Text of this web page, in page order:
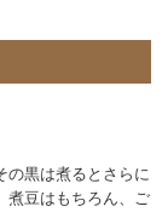
の黒は煮るとさらに
煮豆はもちろん、ご